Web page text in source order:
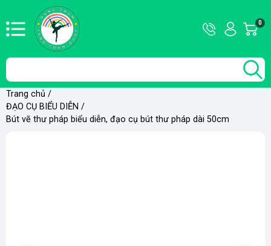
HotlineTài
khoản
Khách
0
Trang chủ /
ĐẠO CỤ BIỂU DIỄN /
Bút vẽ thư pháp biểu diễn, đạo cụ bút thư pháp dài 50cm